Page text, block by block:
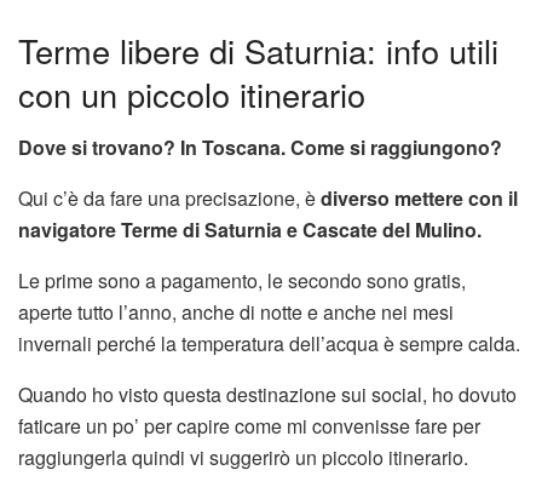
Terme libere di Saturnia: info utili
con un piccolo itinerario
Dove si trovano? In Toscana. Come si raggiungono?
Qui c’è da fare una precisazione, èdiverso mettere con il
navigatore Terme di Saturnia e Cascate del Mulino.
Le prime sono a pagamento, le secondo sono gratis,
aperte tutto l’anno, anche di notte e anche nei mesi
invernali perché la temperatura dell’acqua è sempre calda.
Quando ho visto questa destinazione sui social, ho dovuto
faticare un po’ per capire come mi convenisse fare per
raggiungerla quindi vi suggerirò un piccolo itinerario.